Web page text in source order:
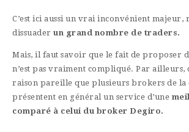
C’est ici aussi un vrai inconvénient majeur,
dissuader un grand nombre de traders.
Mais, il faut savoir que le fait de proposer
n’est pas vraiment compliqué. Par ailleurs,
raison pareille que plusieurs brokers de la
présentent en général un service d’une
comparé à celui du broker Degiro.